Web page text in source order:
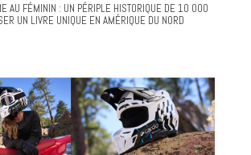
AU FÉMININ : UN PÉRIPLE HISTORIQUE DE 10 000
UN LIVRE UNIQUE EN AMÉRIQUE DU NORD